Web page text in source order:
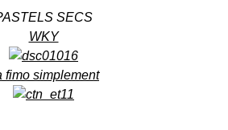
SECS
WKY
fimo simplement